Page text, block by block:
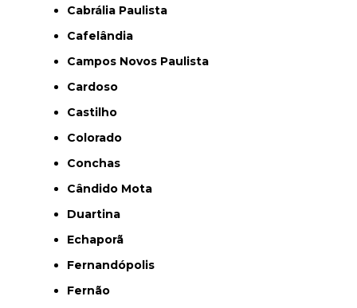
Cabrália Paulista
Cafelândia
Campos Novos Paulista
Cardoso
Castilho
Colorado
Conchas
Cândido Mota
Duartina
Echaporã
Fernandópolis
Fernão